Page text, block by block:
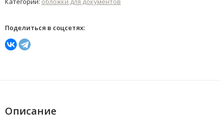
Поделиться в соцсетях:
Описание